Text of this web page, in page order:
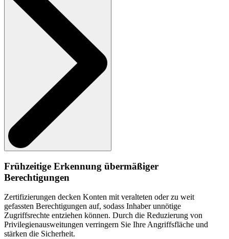
Frühzeitige Erkennung übermäßiger
Berechtigungen
Zertifizierungen decken Konten mit veralteten oder zu weit
gefassten Berechtigungen auf, sodass Inhaber unnötige
Zugriffsrechte entziehen können. Durch die Reduzierung von
Privilegienausweitungen verringern Sie Ihre Angriffsfläche und
stärken die Sicherheit.